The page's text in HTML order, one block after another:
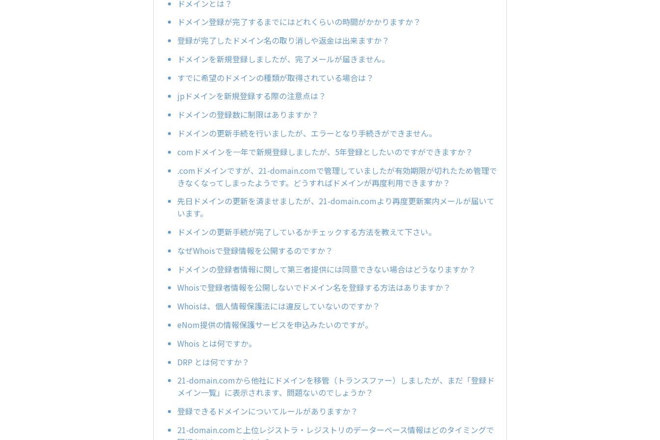
ドメインとは？
ドメイン登録が完了するまでにはどれくらいの時間がかかりますか？
登録が完了したドメイン名の取り消しや返金は出来ますか？
ドメインを新規登録しましたが、完了メールが届きません。
すでに希望のドメインの種類が取得されている場合は？
jpドメインを新規登録する際の注意点は？
ドメインの登録数に制限はありますか？
ドメインの更新手続を行いましたが、エラーとなり手続きができません。
comドメインを一年で新規登録しましたが、5年登録としたいのですができますか？
.comドメインですが、21-domain.comで管理していましたが有効期限が切れたため管理で
きなくなってしまったようです。どうすればドメインが再度利用できますか？
先日ドメインの更新を済ませましたが、21-domain.comより再度更新案内メールが届いて
います。
ドメインの更新手続が完了しているかチェックする方法を教えて下さい。
なぜWhoisで登録情報を公開するのですか？
ドメインの登録者情報に関して第三者提供には同意できない場合はどうなりますか？
Whoisで登録者情報を公開しないでドメイン名を登録する方法はありますか？
Whoisは、個人情報保護法には違反していないのですか？
eNom提供の情報保護サービスを申込みたいのですが。
Whois とは何ですか。
DRP とは何ですか？
21-domain.comから他社にドメインを移管（トランスファー）しましたが、まだ「登録ド
メイン一覧」に表示されます、問題ないのでしょうか？
登録できるドメインについてルールがありますか？
21-domain.comと上位レジストラ・レジストリのデーターベース情報はどのタイミングで